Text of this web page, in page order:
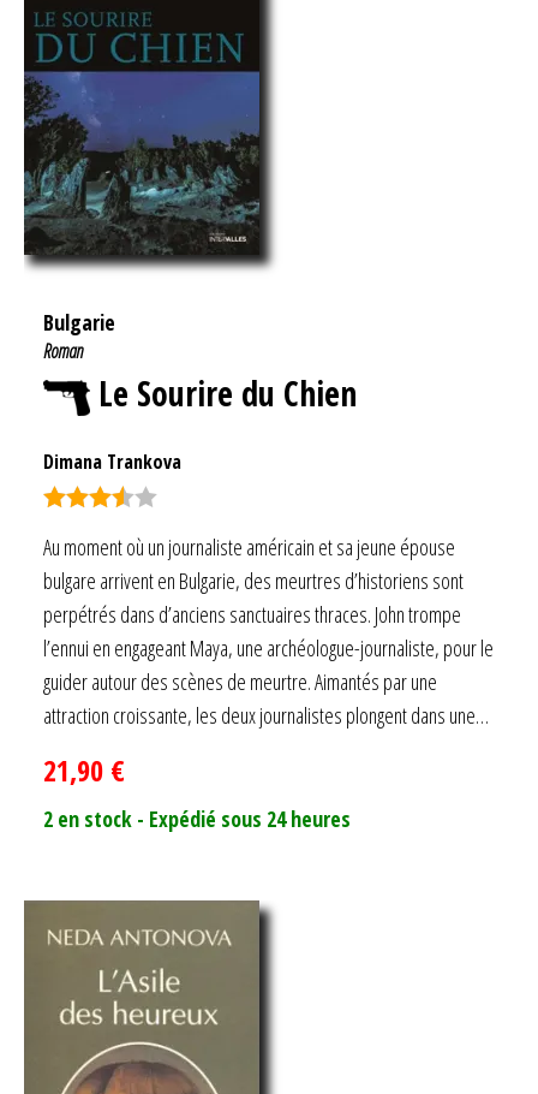
Bulgarie
Roman
Le Sourire du Chien
Dimana Trankova
sur 5
Au moment où un journaliste américain et sa jeune épouse
bulgare arrivent en Bulgarie, des meurtres d’historiens sont
perpétrés dans d’anciens sanctuaires thraces. John trompe
l’ennui en engageant Maya, une archéologue-journaliste, pour le
guider autour des scènes de meurtre. Aimantés par une
attraction croissante, les deux journalistes plongent dans une…
21,90 €
2 en stock - Expédié sous 24 heures